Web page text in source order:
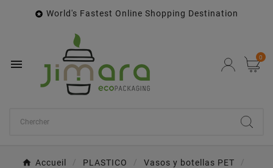
 World's Fastest Online Shopping Destination
 0
Accueil PLASTICO
Vasos y botellas PET